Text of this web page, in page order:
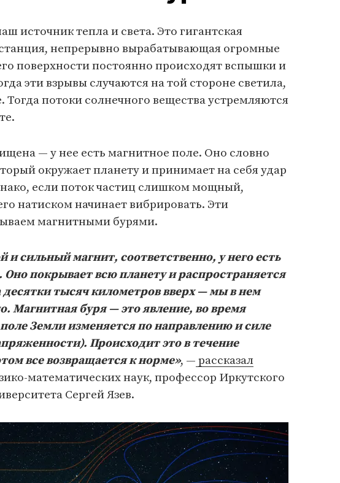
источник тепла и света. Это гигантская
непрерывно вырабатывающая огромные
поверхности постоянно происходят вспышки и
эти взрывы случаются на той стороне светила,
Тогда потоки солнечного вещества устремляются
— у нее есть магнитное поле. Оно словно
окружает планету и принимает на себя удар
если поток частиц слишком мощный,
натиском начинает вибрировать. Эти
магнитными бурями.
и сильный магнит, соответственно, у него есть
Оно покрывает всю планету и распространяется
десятки тысяч километров вверх — мы в нем
Магнитная буря — это явление, во время
Земли изменяется по направлению и силе
Происходит это в течение
все возвращается к норме», — рассказал
математических наук, профессор Иркутского
Сергей Язев.